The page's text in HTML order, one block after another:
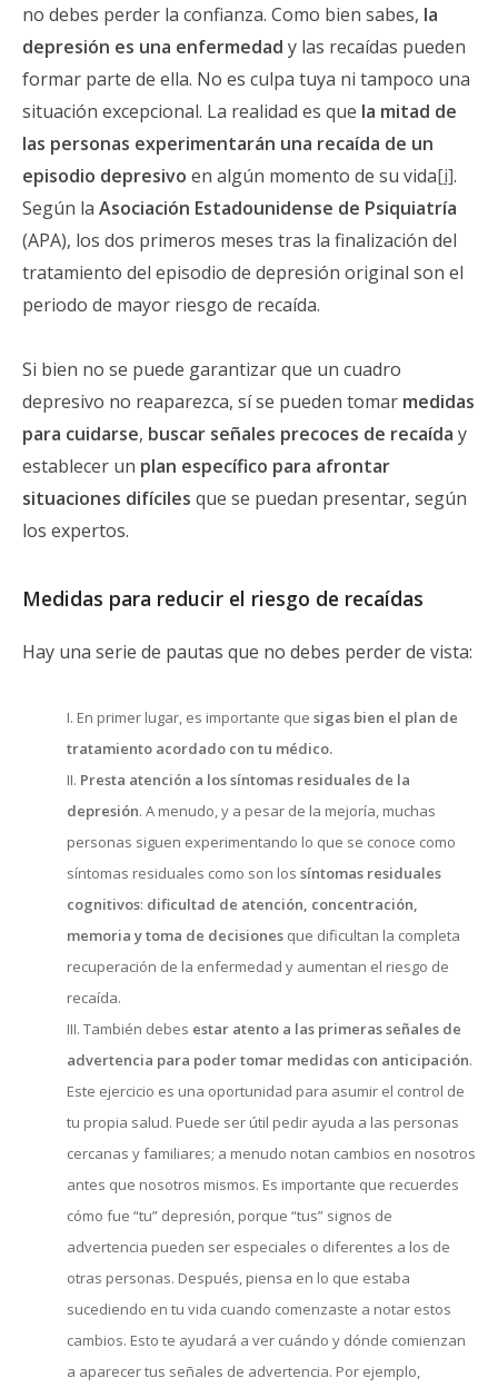
no debes perder la confianza. Como bien sabes, la
depresión es una enfermedad y las recaídas pueden
formar parte de ella. No es culpa tuya ni tampoco una
situación excepcional. La realidad es que la mitad de
las personas experimentarán una recaída de un
episodio depresivo en algún momento de su vida[i].
Según la Asociación Estadounidense de Psiquiatría
(APA), los dos primeros meses tras la finalización del
tratamiento del episodio de depresión original son el
periodo de mayor riesgo de recaída.
Si bien no se puede garantizar que un cuadro
depresivo no reaparezca, sí se pueden tomar medidas
para cuidarse, buscar señales precoces de recaída y
establecer un plan específico para afrontar
situaciones difíciles que se puedan presentar, según
los expertos.
Medidas para reducir el riesgo de recaídas
Hay una serie de pautas que no debes perder de vista:
En primer lugar, es importante que sigas bien el plan de
tratamiento acordado con tu médico.
Presta atención a los síntomas residuales de la
depresión. A menudo, y a pesar de la mejoría, muchas
personas siguen experimentando lo que se conoce como
síntomas residuales como son los síntomas residuales
cognitivos: dificultad de atención, concentración,
memoria y toma de decisiones que dificultan la completa
recuperación de la enfermedad y aumentan el riesgo de
recaída.
También debes estar atento a las primeras señales de
advertencia para poder tomar medidas con anticipación.
Este ejercicio es una oportunidad para asumir el control de
tu propia salud. Puede ser útil pedir ayuda a las personas
cercanas y familiares; a menudo notan cambios en nosotros
antes que nosotros mismos. Es importante que recuerdes
cómo fue “tu” depresión, porque “tus” signos de
advertencia pueden ser especiales o diferentes a los de
otras personas. Después, piensa en lo que estaba
sucediendo en tu vida cuando comenzaste a notar estos
cambios. Esto te ayudará a ver cuándo y dónde comienzan
a aparecer tus señales de advertencia. Por ejemplo,